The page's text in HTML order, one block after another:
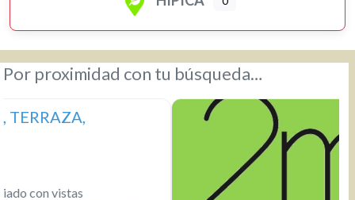
Por proximidad con tu búsqueda…